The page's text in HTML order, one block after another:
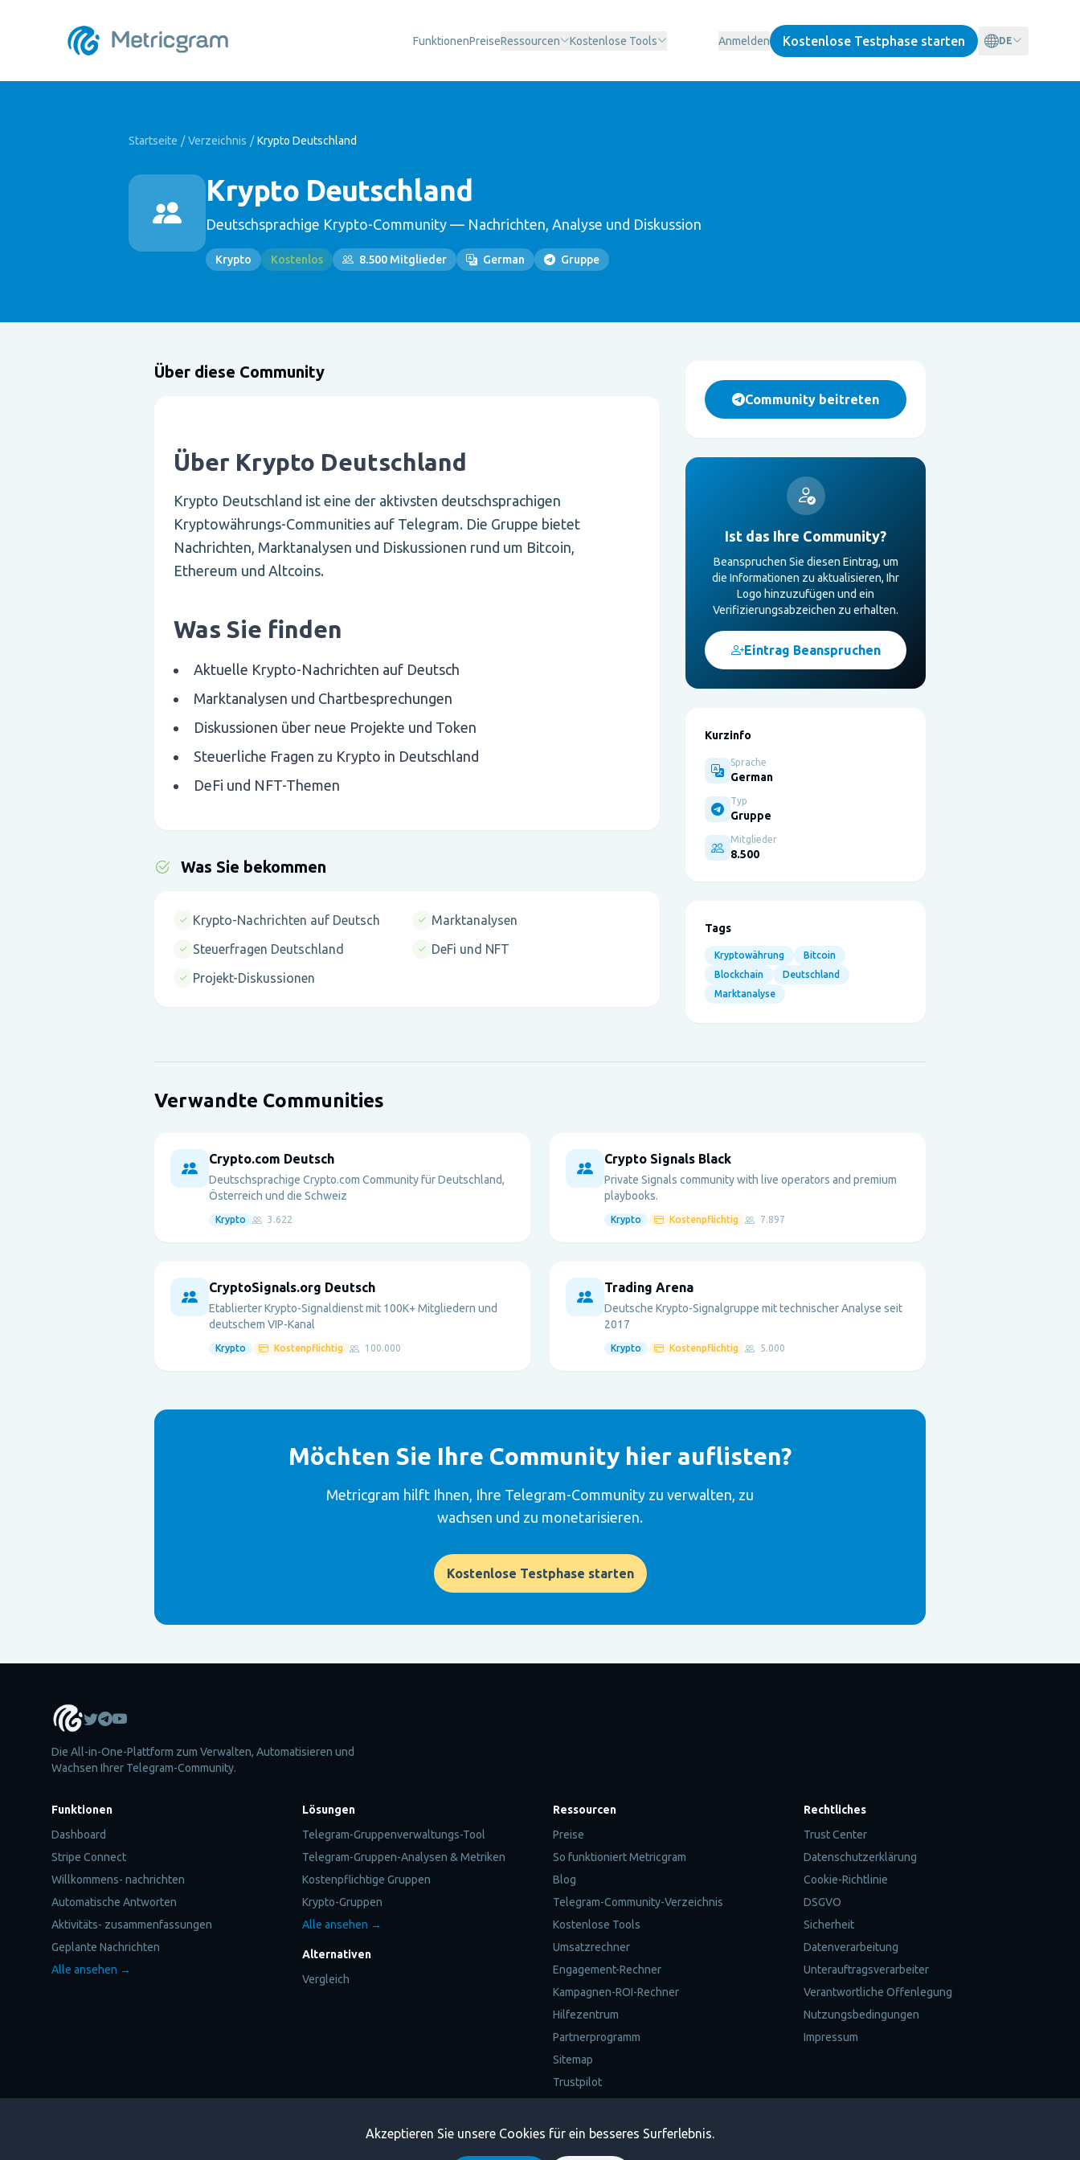
FunktionenPreiseRessourcen Kostenlose Tools Anmelden Kostenlose Testphase starten DE
Startseite / Verzeichnis / Krypto Deutschland
Krypto Deutschland
Deutschsprachige Krypto-Community — Nachrichten, Analyse und Diskussion
Krypto Kostenlos 8.500 Mitglieder German Gruppe
Über diese Community
Über Krypto Deutschland
Krypto Deutschland ist eine der aktivsten deutschsprachigen
Kryptowährungs-Communities auf Telegram. Die Gruppe bietet
Nachrichten, Marktanalysen und Diskussionen rund um Bitcoin,
Ethereum und Altcoins.
Was Sie finden
Aktuelle Krypto-Nachrichten auf Deutsch
Marktanalysen und Chartbesprechungen
Diskussionen über neue Projekte und Token
Steuerliche Fragen zu Krypto in Deutschland
DeFi und NFT-Themen
Was Sie bekommen
Krypto-Nachrichten auf Deutsch
Marktanalysen
Steuerfragen Deutschland
DeFi und NFT
Projekt-Diskussionen
Community beitreten
Ist das Ihre Community?
Beanspruchen Sie diesen Eintrag, um
die Informationen zu aktualisieren, Ihr
Logo hinzuzufügen und ein
Verifizierungsabzeichen zu erhalten.
Eintrag Beanspruchen
Kurzinfo
Sprache
German
Typ
Gruppe
Mitglieder
8.500
Tags
Kryptowährung
Bitcoin
Blockchain
Deutschland
Marktanalyse
Verwandte Communities
Crypto.com Deutsch
Deutschsprachige Crypto.com Community für Deutschland,
Österreich und die Schweiz
Krypto 3.622
Crypto Signals Black
Private Signals community with live operators and premium
playbooks.
Krypto Kostenpflichtig 7.897
CryptoSignals.org Deutsch
Etablierter Krypto-Signaldienst mit 100K+ Mitgliedern und
deutschem VIP-Kanal
Krypto Kostenpflichtig 100.000
Trading Arena
Deutsche Krypto-Signalgruppe mit technischer Analyse seit
2017
Krypto Kostenpflichtig 5.000
Möchten Sie Ihre Community hier auflisten?
Metricgram hilft Ihnen, Ihre Telegram-Community zu verwalten, zu
wachsen und zu monetarisieren.
Kostenlose Testphase starten
Akzeptieren Sie unsere Cookies für ein besseres Surferlebnis.
Die All-in-One-Plattform zum Verwalten, Automatisieren und
Wachsen Ihrer Telegram-Community.
Funktionen
Dashboard
Stripe Connect
Willkommens- nachrichten
Automatische Antworten
Aktivitäts- zusammenfassungen
Geplante Nachrichten
Alle ansehen →
Lösungen
Telegram-Gruppenverwaltungs-Tool
Telegram-Gruppen-Analysen & Metriken
Kostenpflichtige Gruppen
Krypto-Gruppen
Alle ansehen →
Alternativen
Vergleich
Ressourcen
Preise
So funktioniert Metricgram
Blog
Telegram-Community-Verzeichnis
Kostenlose Tools
Umsatzrechner
Engagement-Rechner
Kampagnen-ROI-Rechner
Hilfezentrum
Partnerprogramm
Sitemap
Trustpilot
Rechtliches
Trust Center
Datenschutzerklärung
Cookie-Richtlinie
DSGVO
Sicherheit
Datenverarbeitung
Unterauftragsverarbeiter
Verantwortliche Offenlegung
Nutzungsbedingungen
Impressum